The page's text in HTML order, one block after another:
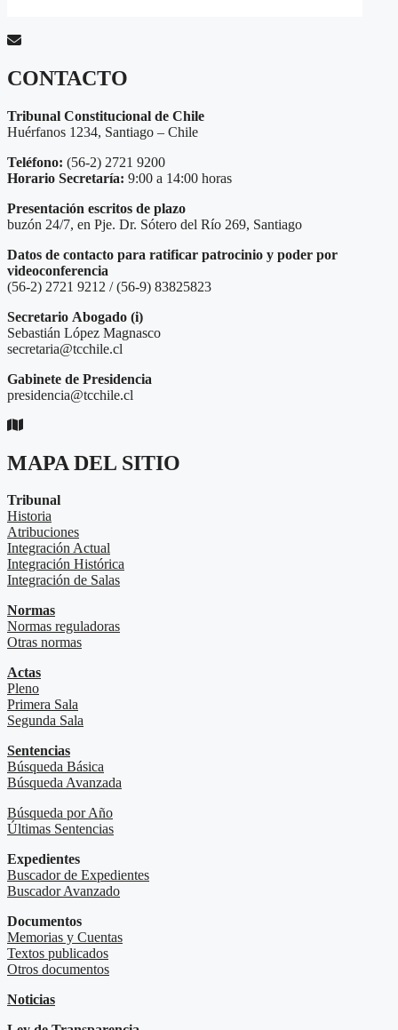
CONTACTO
Tribunal Constitucional de Chile
Huérfanos 1234, Santiago – Chile
Teléfono: (56-2) 2721 9200
Horario Secretaría: 9:00 a 14:00 horas
Presentación escritos de plazo
buzón 24/7, en Pje. Dr. Sótero del Río 269, Santiago
Datos de contacto para ratificar patrocinio y poder por
videoconferencia
(56-2) 2721 9212 / (56-9) 83825823
Secretario Abogado (i)
Sebastián López Magnasco
secretaria@tcchile.cl
Gabinete de Presidencia
presidencia@tcchile.cl
MAPA DEL SITIO
Tribunal
Historia
Atribuciones
Integración Actual
Integración Histórica
Integración de Salas
Normas
Normas reguladoras
Otras normas
Actas
Pleno
Primera Sala
Segunda Sala
Sentencias
Búsqueda Básica
Búsqueda Avanzada
Búsqueda por Año
Últimas Sentencias
Expedientes
Buscador de Expedientes
Buscador Avanzado
Documentos
Memorias y Cuentas
Textos publicados
Otros documentos
Noticias